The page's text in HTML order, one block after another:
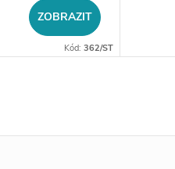
ZOBRAZIT
Kód: 362/ST